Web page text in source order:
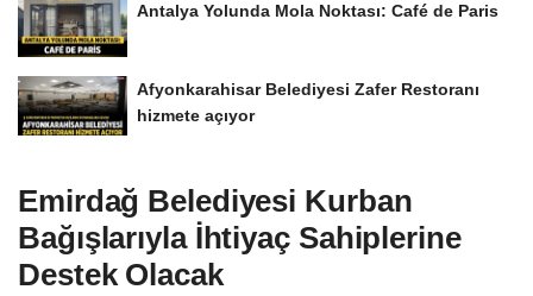
Antalya Yolunda Mola Noktası: Café de Paris
Afyonkarahisar Belediyesi Zafer Restoranı
hizmete açıyor
Emirdağ Belediyesi Kurban
Bağışlarıyla İhtiyaç Sahiplerine
Destek Olacak